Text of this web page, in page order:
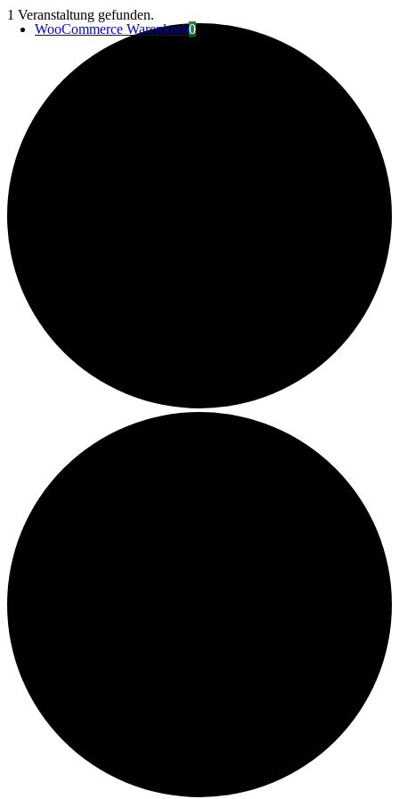
Zum
InhaltWooCommerce Warenkorb0
1 Veranstaltung gefunden.